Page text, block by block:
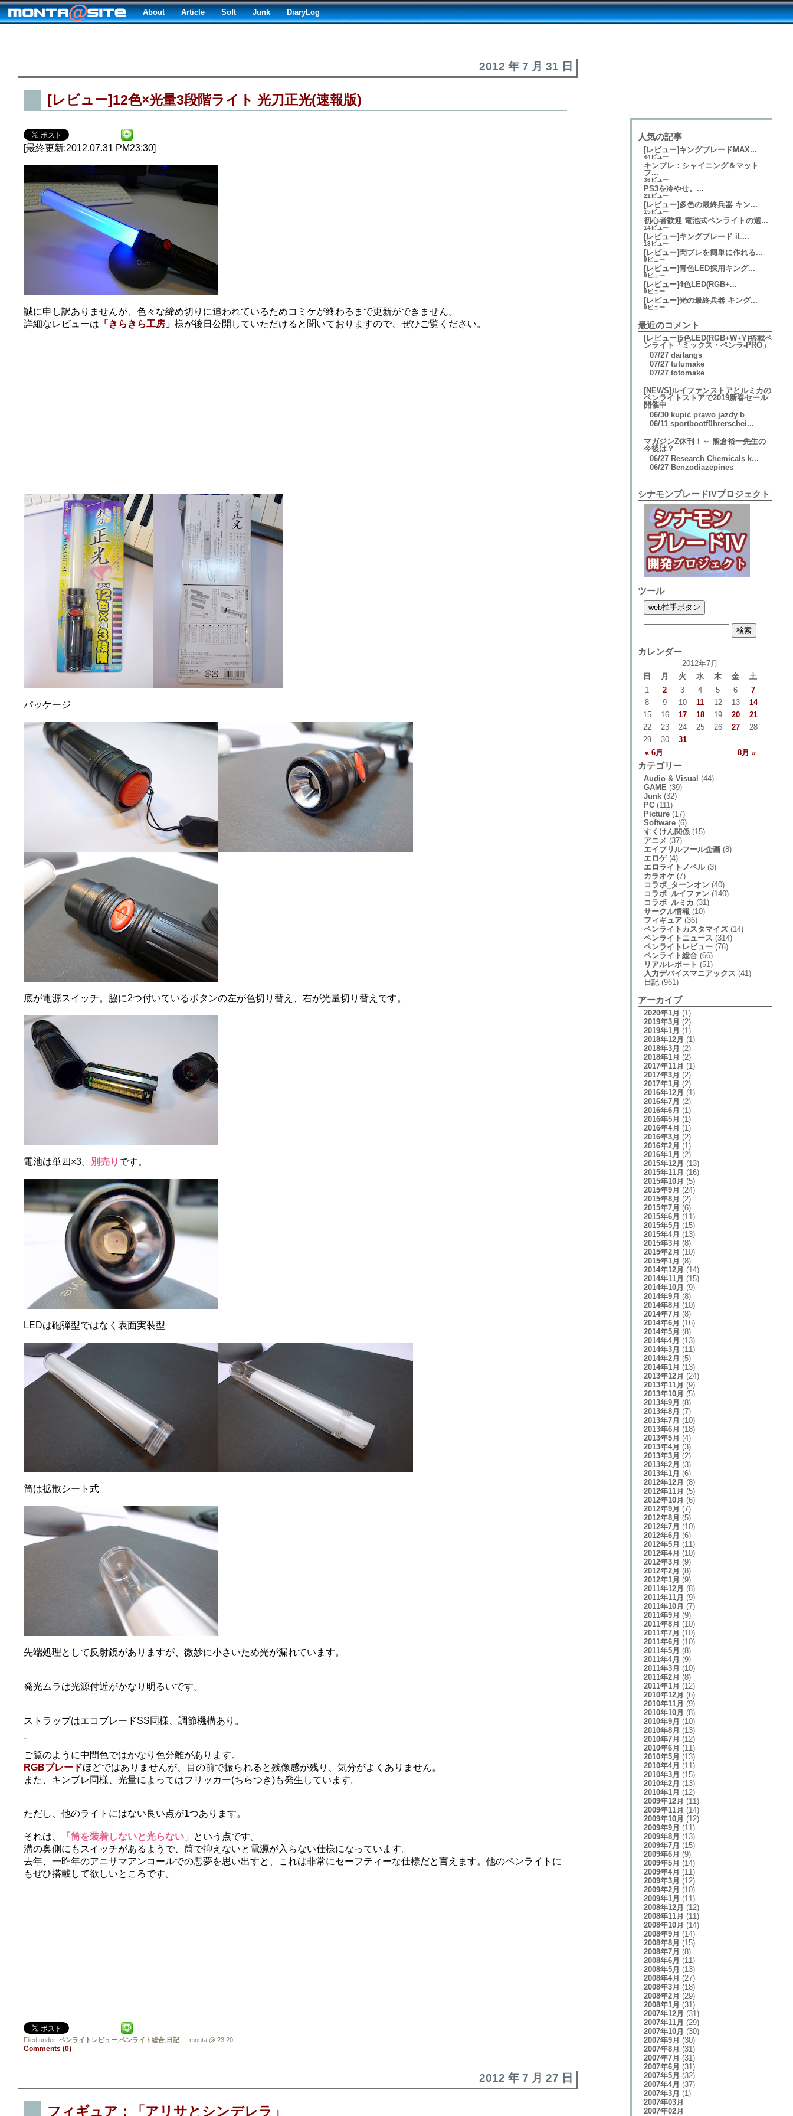
About Article Soft Junk DiaryLog
2012 年 7 月 31 日
[レビュー]12色×光量3段階ライト 光刀正光(速報版)
[最終更新:2012.07.31 PM23:30]
誠に申し訳ありませんが、色々な締め切りに追われているためコミケが終わるまで更新ができません。
詳細なレビューは 「きらきら工房」 様が後日公開していただけると聞いておりますので、ぜひご覧ください。
パッケージ
底が電源スイッチ。脇に2つ付いているボタンの左が色切り替え、右が光量切り替えです。
電池は単四×3。 別売り です。
LEDは砲弾型ではなく表面実装型
筒は拡散シート式
先端処理として反射鏡がありますが、微妙に小さいため光が漏れています。
発光ムラは光源付近がかなり明るいです。
ストラップはエコブレードSS同様、調節機構あり。
ご覧のように中間色ではかなり色分離があります。
RGBブレードほどではありませんが、目の前で振られると残像感が残り、気分がよくありません。
また、キンブレ同様、光量によってはフリッカー(ちらつき)も発生しています。
ただし、他のライトにはない良い点が1つあります。
それは、 「筒を装着しないと光らない」
という点です。
溝の奥側にもスイッチがあるようで、筒で抑えないと電源が入らない仕様になっています。
去年、一昨年のアニサマアンコールでの悪夢を思い出すと、これは非常にセーフティーな仕様だと言えます。他のペンライトに
もぜひ搭載して欲しいところです。
Filed under: ペンライトレビュー ペンライト総合 日記— monta @ 23:20
Comments (0)
2012 年 7 月 27 日
フィギュア：「アリサとシンデレラ」
人気の記事
[レビュー]キングブレードMAX...
44ビュー
キンブレ：シャイニング＆マット
フ...
36ビュー
PS3を冷やせ。...
21ビュー
[レビュー]多色の最終兵器 キン...
15ビュー
初心者歓迎 電池式ペンライトの選...
14ビュー
[レビュー]キングブレード iL...
13ビュー
[レビュー]閃ブレを簡単に作れる...
9ビュー
[レビュー]青色LED採用キング...
9ビュー
[レビュー]4色LED(RGB+...
9ビュー
[レビュー]光の最終兵器 キング...
9ビュー
最近のコメント
[レビュー]5色LED(RGB+W+Y)搭載ペ
ンライト「ミックス・ペンラ-PRO」
07/27 daifangs
07/27 tutumake
07/27 totomake
[NEWS]ルイファンストアとルミカの
ペンライトストアで2019新春セール
開催中
06/30 kupić prawo jazdy b
06/11 sportbootführerschei...
マガジンZ休刊！～ 熊倉裕一先生の
今後は？
06/27 Research Chemicals k...
06/27 Benzodiazepines
シナモンブレードIVプロジェクト
ツール
カレンダー
2012年7月
日
月 火 水 木 金 土
« 6月 8月 »
1 2 3 4 5 6
7
8
9 10 11 12 13
14
15
16 17 18 19 20
21
22
23 24 25 26 27
28
29
30 31
カテゴリー
Audio & Visual (44)
GAME (39)
Junk(32)
PC(111)
Picture(17)
Software(6)
すくけん関係(15)
アニメ (37)
エイプリルフール企画(8)
エロゲ(4)
エロライトノベル(3)
カラオケ(7)
コラボ_ターンオン(40)
コラボ_ルイファン(140)
コラボ_ルミカ (31)
サークル情報 (10)
フィギュア(36)
ペンライトカスタマイズ(14)
ペンライトニュース (314)
ペンライトレビュー(76)
ペンライト総合(66)
リアルレポート (51)
入力デバイスマニアックス (41)
日記(961)
アーカイブ
2020年1月 (1)
2019年3月 (2)
2019年1月 (1)
2018年12月 (1)
2018年3月 (2)
2018年1月 (2)
2017年11月 (1)
2017年3月 (2)
2017年1月 (2)
2016年12月 (1)
2016年7月 (2)
2016年6月 (1)
2016年5月 (1)
2016年4月 (1)
2016年3月 (2)
2016年2月 (1)
2016年1月 (2)
2015年12月 (13)
2015年11月 (16)
2015年10月 (5)
2015年9月 (24)
2015年8月 (2)
2015年7月 (6)
2015年6月 (11)
2015年5月 (15)
2015年4月 (13)
2015年3月 (8)
2015年2月 (10)
2015年1月 (8)
2014年12月 (14)
2014年11月 (15)
2014年10月 (9)
2014年9月 (8)
2014年8月 (10)
2014年7月 (8)
2014年6月 (16)
2014年5月 (8)
2014年4月 (13)
2014年3月 (11)
2014年2月 (5)
2014年1月 (13)
2013年12月 (24)
2013年11月 (9)
2013年10月 (5)
2013年9月 (8)
2013年8月 (7)
2013年7月 (10)
2013年6月 (18)
2013年5月 (4)
2013年4月 (3)
2013年3月 (2)
2013年2月 (3)
2013年1月 (6)
2012年12月 (8)
2012年11月 (5)
2012年10月 (6)
2012年9月 (7)
2012年8月 (5)
2012年7月 (10)
2012年6月 (6)
2012年5月 (11)
2012年4月 (10)
2012年3月 (9)
2012年2月 (8)
2012年1月 (9)
2011年12月 (8)
2011年11月 (9)
2011年10月 (7)
2011年9月 (9)
2011年8月 (10)
2011年7月 (10)
2011年6月 (10)
2011年5月 (8)
2011年4月 (9)
2011年3月 (10)
2011年2月 (8)
2011年1月 (12)
2010年12月 (6)
2010年11月 (9)
2010年10月 (8)
2010年9月 (10)
2010年8月 (13)
2010年7月 (12)
2010年6月 (11)
2010年5月 (13)
2010年4月 (11)
2010年3月 (15)
2010年2月 (13)
2010年1月 (12)
2009年12月 (11)
2009年11月 (14)
2009年10月 (12)
2009年9月 (11)
2009年8月 (13)
2009年7月 (15)
2009年6月 (9)
2009年5月 (14)
2009年4月 (11)
2009年3月 (12)
2009年2月 (10)
2009年1月 (11)
2008年12月 (12)
2008年11月 (11)
2008年10月 (14)
2008年9月 (14)
2008年8月 (15)
2008年7月 (8)
2008年6月 (11)
2008年5月 (13)
2008年4月 (27)
2008年3月 (18)
2008年2月 (29)
2008年1月 (31)
2007年12月 (31)
2007年11月 (29)
2007年10月 (30)
2007年9月 (30)
2007年8月 (31)
2007年7月 (31)
2007年6月 (31)
2007年5月 (32)
2007年4月 (37)
2007年3月 (1)
2007年03月
2007年02月